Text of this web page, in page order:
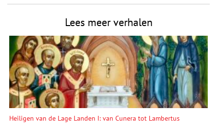
Lees meer verhalen
Heiligen van de Lage Landen I: van Cunera tot Lambertus